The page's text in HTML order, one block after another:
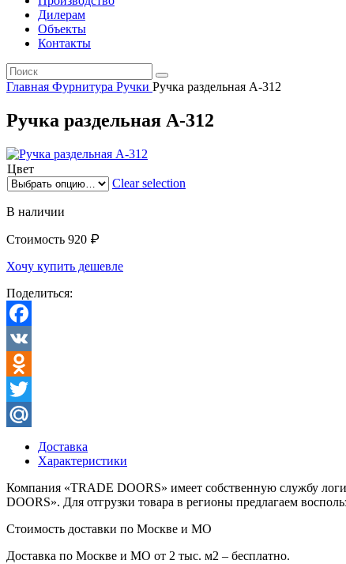
Дилерам
Объекты
Контакты
Главная Фурнитура Ручки Ручка раздельная A-312
Ручка раздельная A-312
Цвет
Clear selection
В наличии
Стоимость 920 ₽
Хочу купить дешевле
Поделиться:
Facebook
VK
Odnoklassniki
Twitter
Mail.Ru
Доставка
Характеристики
Компания «TRADE DOORS» имеет собственную службу
DOORS». Для отгрузки товара в регионы предлагаем
Стоимость доставки по Москве и МО
Доставка по Москве и МО от 2 тыс. м2 – бесплатно.